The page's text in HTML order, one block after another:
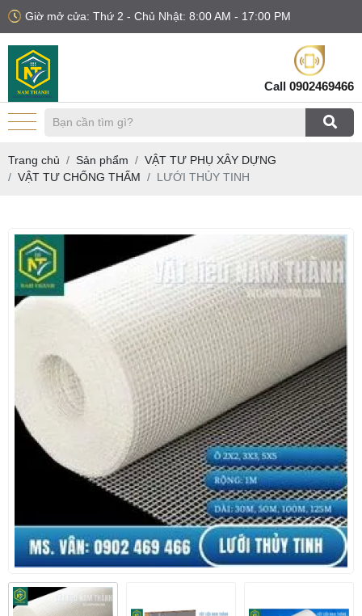
Giờ mở cửa: Thứ 2 - Chủ Nhật: 8:00 AM - 17:00 PM
Call 0902469466
Trang chủ Sản phẩm
VẬT TƯ PHỤ XÂY DỰNG
VẬT TƯ CHỐNG THẤM
LƯỚI THỦY TINH